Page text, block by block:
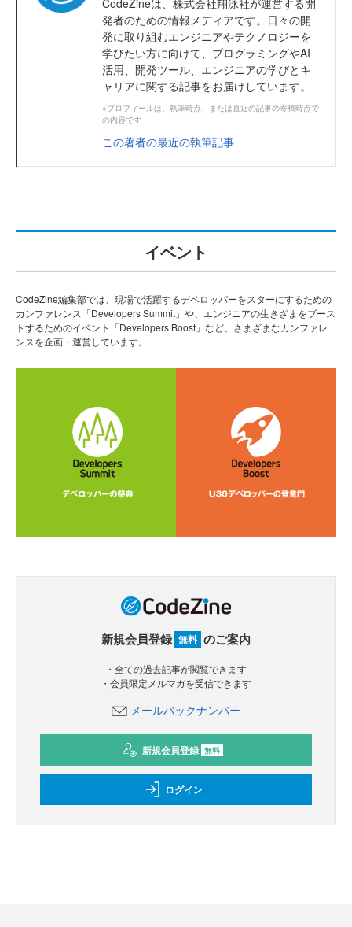
発者のための情報メディアです。日々の開
発に取り組むエンジニアやテクノロジーを
学びたい方に向けて、プログラミングやAI
活用、開発ツール、エンジニアの学びとキ
ャリアに関する記事をお届けしています。
※プロフィールは、執筆時点、または直近の記事の寄稿時点で
の内容です
この著者の最近の執筆記事
イベント
CodeZine編集部では、現場で活躍するデベロッパーをスターにするための
カンファレンス「Developers Summit」や、エンジニアの生きざまをブース
トするためのイベント「Developers Boost」など、さまざまなカンファレ
ンスを企画・運営しています。
新規会員登録 無料 のご案内
・全ての過去記事が閲覧できます
・会員限定メルマガを受信できます
メールバックナンバー
新規会員登録 無料
ログイン